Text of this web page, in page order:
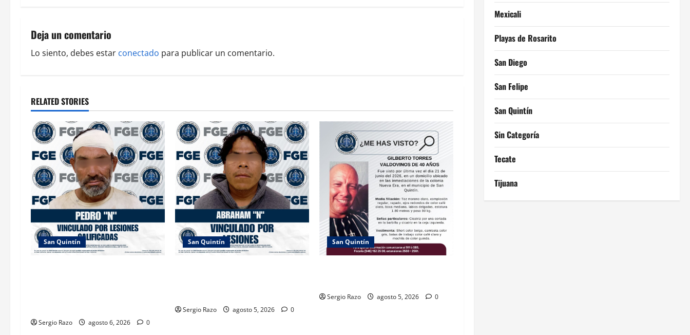
n
a
i
g
a
t
i
o
n
Deja un comentario
Lo siento, debes estar conectado para publicar un comentario.
RELATED STORIES
San Quintín
Sergio Razo agosto 6, 2026 0
San Quintín
Sergio Razo agosto 5, 2026 0
San Quintín
Sergio Razo agosto 5, 2026 0
Mexicali
Playas de Rosarito
San Diego
San Felipe
San Quintín
Sin Categoría
Tecate
Tijuana